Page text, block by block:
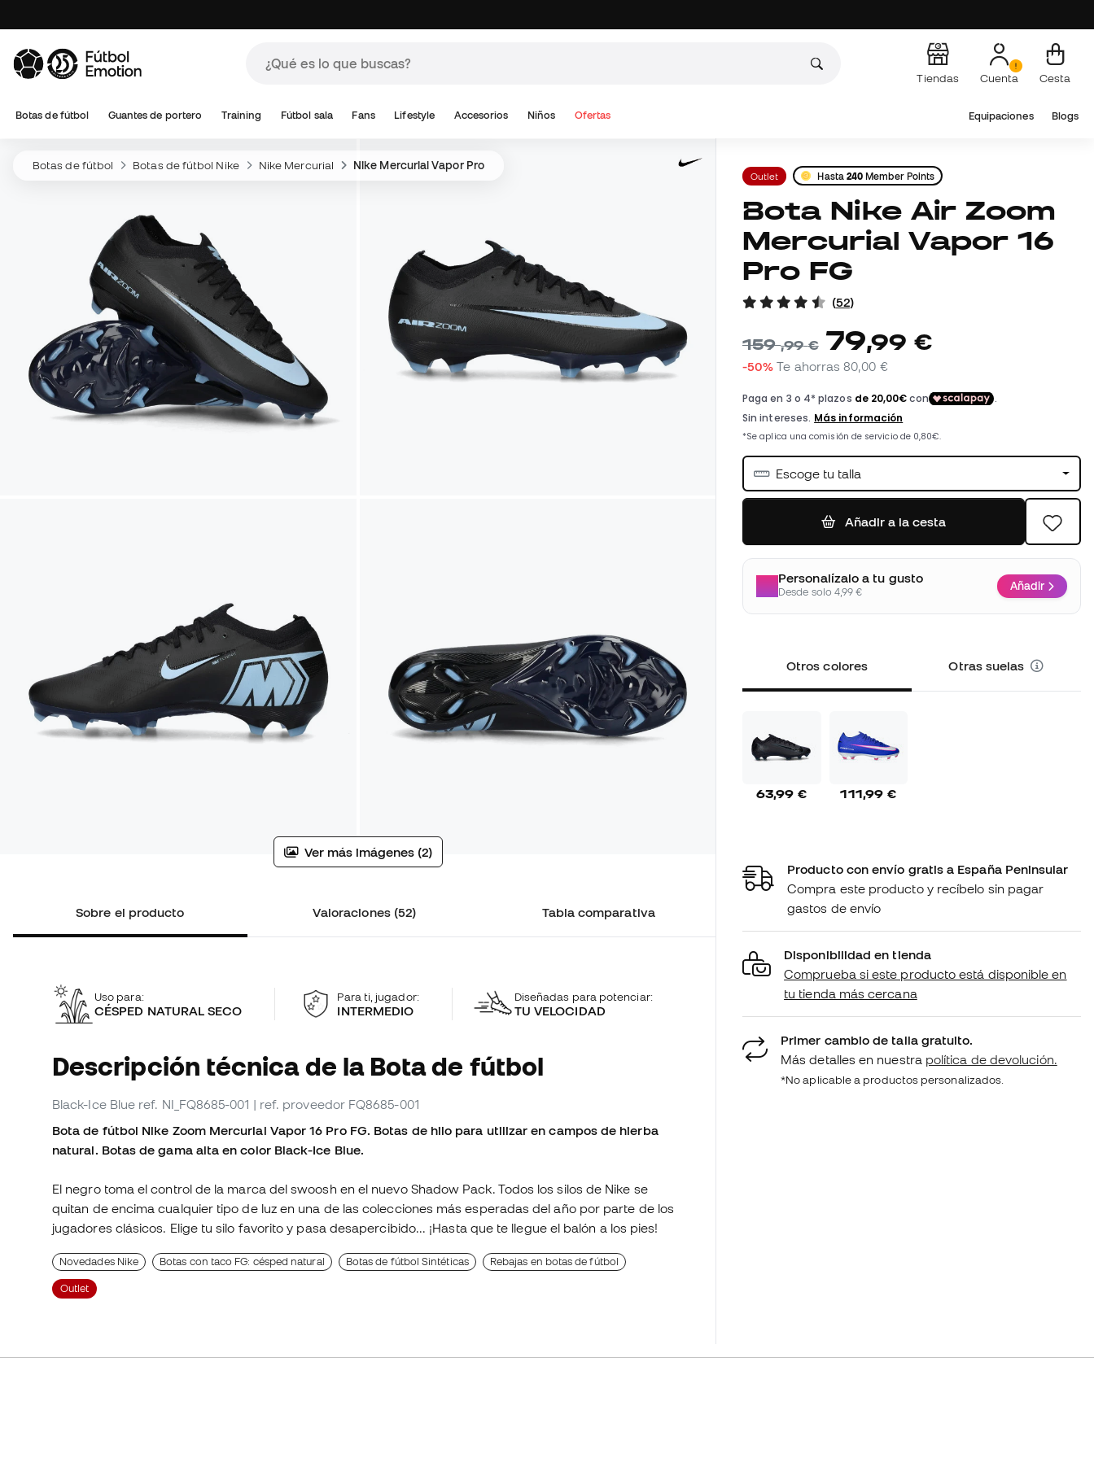
Tiendas Cuenta Cesta
Botas de fútbol Guantes de portero Training Fútbol sala Fans Lifestyle Accesorios Niños Ofertas Equipaciones Blogs
Botas de fútbol Botas de fútbol Nike Nike Mercurial Nike Mercurial Vapor Pro
Ver más imágenes (2)
Sobre el producto Valoraciones (52) Tabla comparativa
Uso para:
CÉSPED NATURAL SECO
Para ti, jugador:
INTERMEDIO
Diseñadas para potenciar:
TU VELOCIDAD
Descripción técnica de la Bota de fútbol
Black-Ice Blue ref. NI_FQ8685-001 | ref. proveedor FQ8685-001
Bota de fútbol Nike Zoom Mercurial Vapor 16 Pro FG. Botas de hilo para utilizar en campos de hierba
natural. Botas de gama alta en color Black-Ice Blue.
El negro toma el control de la marca del swoosh en el nuevo Shadow Pack. Todos los silos de Nike se
quitan de encima cualquier tipo de luz en una de las colecciones más esperadas del año por parte de los
jugadores clásicos. Elige tu silo favorito y pasa desapercibido... ¡Hasta que te llegue el balón a los pies!
Novedades Nike Botas con taco FG: césped natural Botas de fútbol Sintéticas Rebajas en botas de fútbol
Outlet
Outlet Hasta 240 Member Points
Bota Nike Air Zoom
Mercurial Vapor 16
Pro FG
(52)
159,99 € 79,99 €
-50% Te ahorras80,00 €
Escoge tu talla
Añadir a la cesta
Personalízalo a tu gusto
Desde solo 4,99 € Añadir
Otros colores Otras suelas
63,99 € 111,99 €
Producto con envío gratis a España Peninsular
Compra este producto y recíbelo sin pagar
gastos de envío
Disponibilidad en tienda
Comprueba si este producto está disponible en
tu tienda más cercana
Primer cambio de talla gratuito.
Más detalles en nuestra política de devolución.
*No aplicable a productos personalizados.